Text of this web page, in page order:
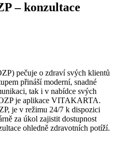
–⁠ konzultace
pečuje o zdraví svých klientů
přináší moderní, snadné
tak i v nabídce svých
je aplikace VITAKARTA.
je v režimu 24/7 k dispozici
za úkol zajistit dostupnost
ohledně zdravotních potíží.